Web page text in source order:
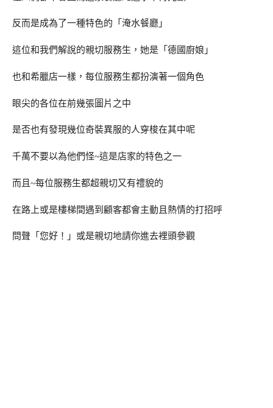
反而是成為了一種特色的「淹水餐廳」
這位和我們解說的親切服務生，她是「德國廚娘」
也和希臘店一樣，每位服務生都扮演著一個角色
眼尖的各位在前幾張圖片之中
是否也有發現幾位奇裝異服的人穿梭在其中呢
千萬不要以為他們怪~這是店家的特色之一
而且~每位服務生都超親切又有禮貌的
在路上或是樓梯間遇到顧客都會主動且熱情的打招呼
問聲「您好！」或是親切地請你進去裡頭參觀